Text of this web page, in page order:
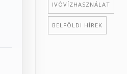
IVÓVÍZHASZNÁLAT
BELFÖLDI HÍREK